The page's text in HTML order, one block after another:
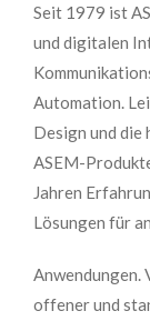
Seit 1979 ist
und digitalen
Automation.
Design und die
ASEM-
Jahren
Lösungen für
Anwendungen.
offener und